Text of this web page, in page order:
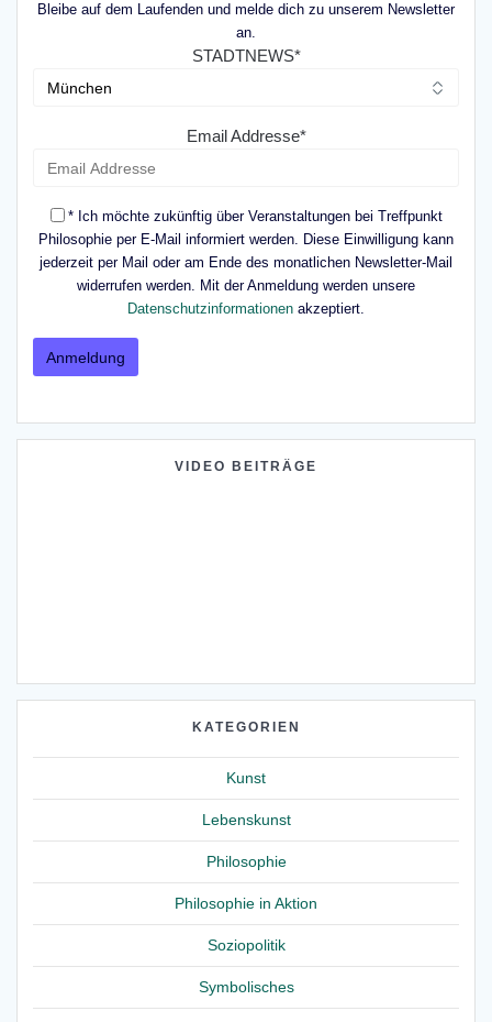
Bleibe auf dem Laufenden und melde dich zu unserem Newsletter
an.
STADTNEWS*
Email Addresse*
* Ich möchte zukünftig über Veranstaltungen bei Treffpunkt
Philosophie per E-Mail informiert werden. Diese Einwilligung kann
jederzeit per Mail oder am Ende des monatlichen Newsletter-Mail
widerrufen werden. Mit der Anmeldung werden unsere
Datenschutzinformationen akzeptiert.
VIDEO BEITRÄGE
KATEGORIEN
Kunst
Lebenskunst
Philosophie
Philosophie in Aktion
Soziopolitik
Symbolisches